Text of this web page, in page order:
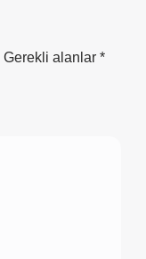
Gerekli alanlar *